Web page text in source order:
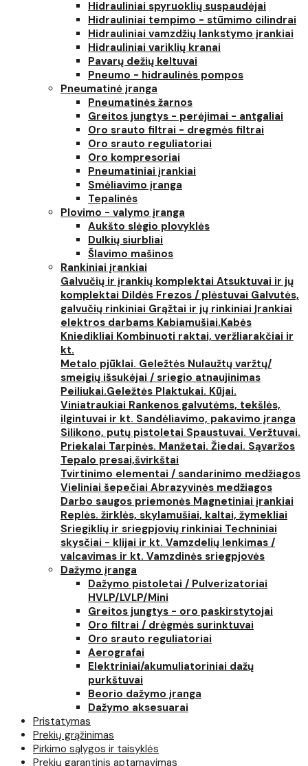
Hidrauliniai spyruoklių suspaudėjai
Hidrauliniai tempimo - stūmimo cilindrai
Hidrauliniai vamzdžių lankstymo įrankiai
Hidrauliniai variklių kranai
Pavarų dežių keltuvai
Pneumo - hidraulinės pompos
Pneumatinė įranga
Pneumatinės žarnos
Greitos jungtys - perėjimai - antgaliai
Oro srauto filtrai - dregmės filtrai
Oro srauto reguliatoriai
Oro kompresoriai
Pneumatiniai įrankiai
Smėliavimo įranga
Tepalinės
Plovimo - valymo įranga
Aukšto slėgio plovyklės
Dulkių siurbliai
Šlavimo mašinos
Rankiniai įrankiai
Galvučių ir įrankių komplektai Atsuktuvai ir jų
komplektai Dildės Frezos / plėstuvai Galvutės,
galvučių rinkiniai Grąžtai ir jų rinkiniai Įrankiai
elektros darbams Kabiamušiai.Kabės
Kniedikliai Kombinuoti raktai, veržliarakčiai ir
kt.
Metalo pjūklai. Geležtės Nulaužtų varžtų/
smeigių išsukėjai / sriegio atnaujinimas
Peiliukai.Geležtės Plaktukai. Kūjai.
Viniatraukiai Rankenos galvutėms, tekšlės,
ilgintuvai ir kt. Sandėliavimo, pakavimo įranga
Silikono, putų pistoletai Spaustuvai. Veržtuvai.
Priekalai Tarpinės. Manžetai. Žiedai. Sąvaržos
Tepalo presai,švirkštai
Tvirtinimo elementai / sandarinimo medžiagos
Vieliniai šepečiai Abrazyvinės medžiagos
Darbo saugos priemonės Magnetiniai įrankiai
Replės. žirklės, skylamušiai, kaltai, žymekliai
Sriegiklių ir sriegpjovių rinkiniai Techniniai
skysčiai - klijai ir kt. Vamzdelių lenkimas /
valcavimas ir kt. Vamzdinės sriegpjovės
Dažymo įranga
Dažymo pistoletai / Pulverizatoriai
HVLP/LVLP/Mini
Greitos jungtys - oro paskirstytojai
Oro filtrai / drėgmės surinktuvai
Oro srauto reguliatoriai
Aerografai
Elektriniai/akumuliatoriniai dažų
purkštuvai
Beorio dažymo įranga
Dažymo aksesuarai
Pristatymas
Prekių grąžinimas
Pirkimo sąlygos ir taisyklės
Prekių garantinis aptarnavimas